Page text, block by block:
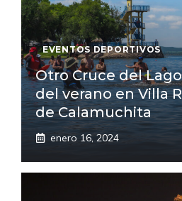
EVENTOS DEPORTIVOS
Otro Cruce del
del verano en Villa
de Calamuchita
enero 16, 2024